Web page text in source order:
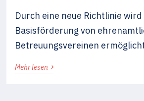
Durch eine neue Richtlinie wird
Basisförderung von
Betreuungsvereinen
Mehr lesen ›